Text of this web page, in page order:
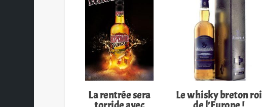
La rentrée sera
Le whisky breton roi